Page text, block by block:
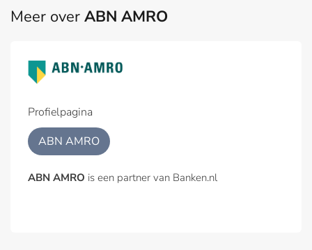
Meer over ABN AMRO
Profielpagina
ABN AMRO
ABN AMRO is een partner van Banken.nl